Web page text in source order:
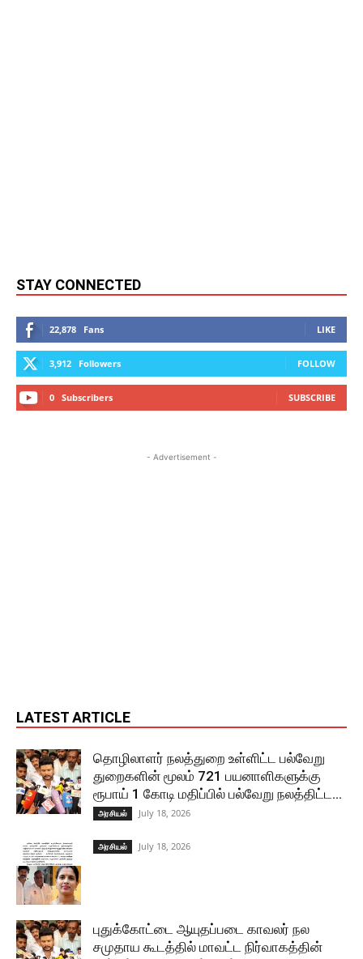
STAY CONNECTED
22,878 Fans LIKE
3,912 Followers FOLLOW
0 Subscribers SUBSCRIBE
- Advertisement -
LATEST ARTICLE
தொழிலாளர் நலத்துறை உள்ளிட்ட பல்வேறு
துறைகளின் மூலம் 721 பயனாளிகளுக்கு
ரூபாய் 1 கோடி மதிப்பில் பல்வேறு நலத்திட்ட...
அரசியல் July 18, 2026
அரசியல் July 18, 2026
புதுக்கோட்டை ஆயுதப்படை காவலர் நல
சமுதாய கூடத்தில் மாவட்ட நிர்வாகத்தின்